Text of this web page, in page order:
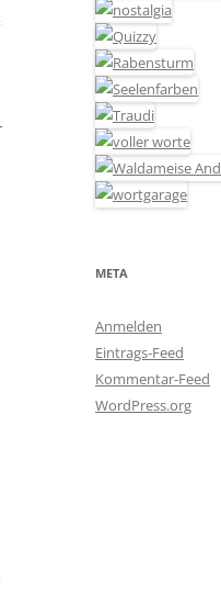
META
Anmelden
Eintrags-Feed
Kommentar-Feed
WordPress.org